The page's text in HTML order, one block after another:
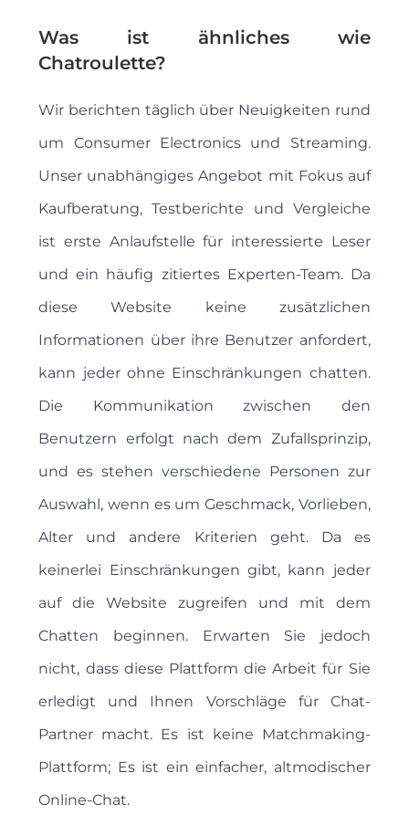
Was ist ähnliches wie
Chatroulette?
Wir berichten täglich über Neuigkeiten rund
um Consumer Electronics und Streaming.
Unser unabhängiges Angebot mit Fokus auf
Kaufberatung, Testberichte und Vergleiche
ist erste Anlaufstelle für interessierte Leser
und ein häufig zitiertes Experten-Team. Da
diese Website keine zusätzlichen
Informationen über ihre Benutzer anfordert,
kann jeder ohne Einschränkungen chatten.
Die Kommunikation zwischen den
Benutzern erfolgt nach dem Zufallsprinzip,
und es stehen verschiedene Personen zur
Auswahl, wenn es um Geschmack, Vorlieben,
Alter und andere Kriterien geht. Da es
keinerlei Einschränkungen gibt, kann jeder
auf die Website zugreifen und mit dem
Chatten beginnen. Erwarten Sie jedoch
nicht, dass diese Plattform die Arbeit für Sie
erledigt und Ihnen Vorschläge für Chat-
Partner macht. Es ist keine Matchmaking-
Plattform; Es ist ein einfacher, altmodischer
Online-Chat.